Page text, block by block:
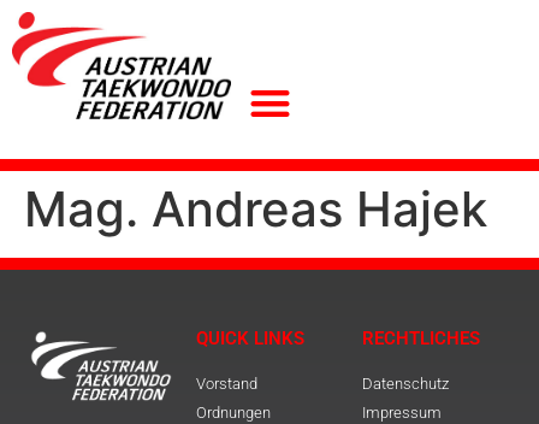
Mag. Andreas Hajek
QUICK LINKS
Vorstand
Ordnungen
RECHTLICHES
Datenschutz
Impressum